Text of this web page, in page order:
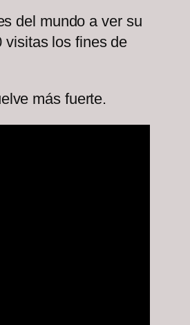
del mundo a ver su
visitas los fines de
más fuerte.